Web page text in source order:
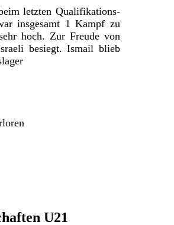
letzten Qualifikations-
insgesamt 1 Kampf zu
hoch. Zur Freude von
besiegt. Ismail blieb
U21